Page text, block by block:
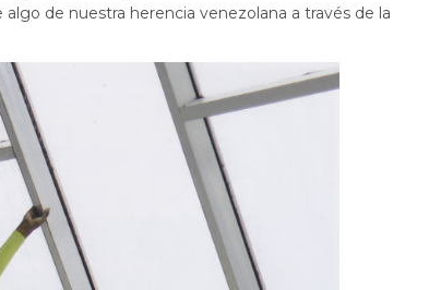
de nuestra herencia venezolana a través de la